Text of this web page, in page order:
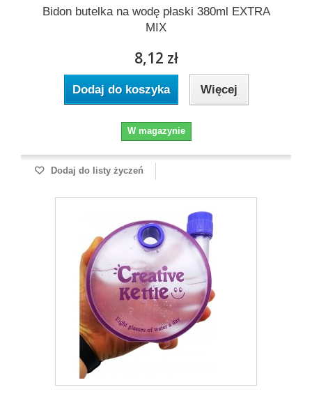
Bidon butelka na wodę płaski 380ml EXTRA
MIX
8,12 zł
Dodaj do koszyka Więcej
W magazynie
Dodaj do listy życzeń